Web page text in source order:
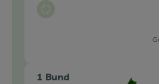
Auswahl ändern
1 Bund